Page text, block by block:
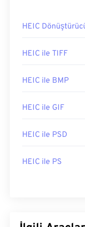
HEIC
HEIC ile TIFF
HEIC ile BMP
HEIC ile GIF
HEIC ile PSD
HEIC ile PS